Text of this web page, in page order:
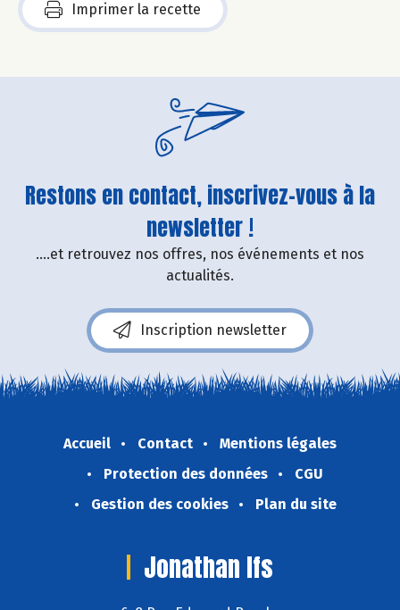
Imprimer la recette
Restons en contact, inscrivez-vous à la
newsletter !
....et retrouvez nos offres, nos événements et nos
actualités.
Inscription newsletter
Accueil Contact
Mentions légales
Protection des données
CGU
Gestion des cookies
Plan du site
Jonathan Ifs